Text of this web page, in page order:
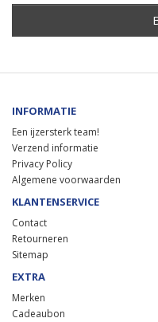
INFORMATIE
Een ijzersterk team!
Verzend informatie
Privacy Policy
Algemene voorwaarden
KLANTENSERVICE
Contact
Retourneren
Sitemap
EXTRA
Merken
Cadeaubon